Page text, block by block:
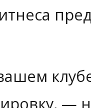
—